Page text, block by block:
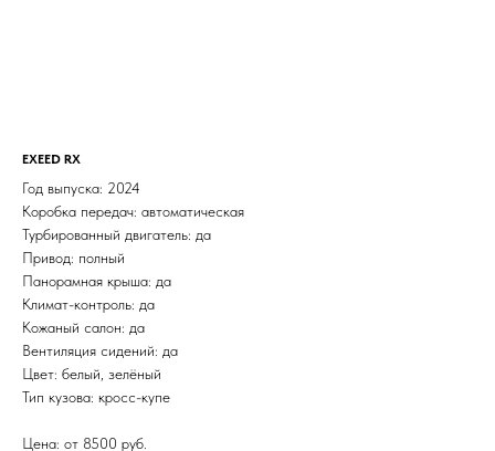
EXEED RX
Год выпуска: 2024
Коробка передач: автоматическая
Турбированный двигатель: да
Привод: полный
Панорамная крыша: да
Климат-контроль: да
Кожаный салон: да
Вентиляция сидений: да
Цвет: белый, зелёный
Тип кузова: кросс-купе
Цена: от 8500 руб.